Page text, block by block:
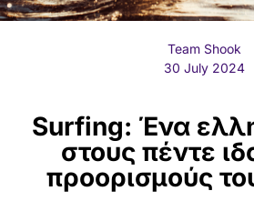
Team Shook
30 July 2024
Surfing: Ένα
στους πέντε
προορισμούς